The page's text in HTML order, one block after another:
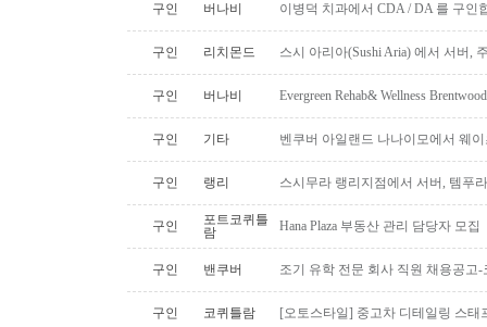
구인 버나비 이병덕 치과에서 CDA / DA 를 구인
구인 리치몬드 스시 아리아(Sushi Aria) 에서 서버,
구인 버나비 Evergreen Rehab& Wellness
구인 기타 벤쿠버 아일랜드 나나이모에서 웨
구인 랭리 스시무라 랭리지점에서 서버, 템푸
구인
포트코퀴틀
람
Hana Plaza 부동산 관리 담당자 모집
구인 밴쿠버 조기 유학 전문 회사 직원 채용공고
구인 코퀴틀람 [오토스타일] 중고차 디테일링 스태